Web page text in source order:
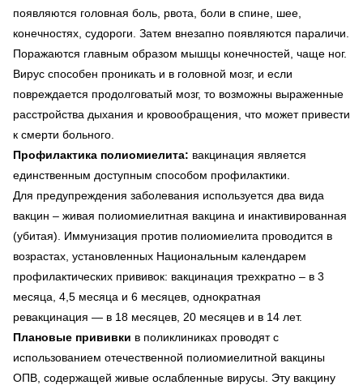
появляются головная боль, рвота, боли в спине, шее,
конечностях, судороги. Затем внезапно появляются параличи.
Поражаются главным образом мышцы конечностей, чаще ног.
Вирус способен проникать и в головной мозг, и если
повреждается продолговатый мозг, то возможны выраженные
расстройства дыхания и кровообращения, что может привести
к смерти больного.
Профилактика полиомиелита: вакцинация является
единственным доступным способом профилактики.
Для предупреждения заболевания используется два вида
вакцин – живая полиомиелитная вакцина и инактивированная
(убитая). Иммунизация против полиомиелита проводится в
возрастах, установленных Национальным календарем
профилактических прививок: вакцинация трехкратно – в 3
месяца, 4,5 месяца и 6 месяцев, однократная
ревакцинация — в 18 месяцев, 20 месяцев и в 14 лет.
Плановые прививки в поликлиниках проводят с
использованием отечественной полиомиелитной вакцины
ОПВ, содержащей живые ослабленные вирусы. Эту вакцину